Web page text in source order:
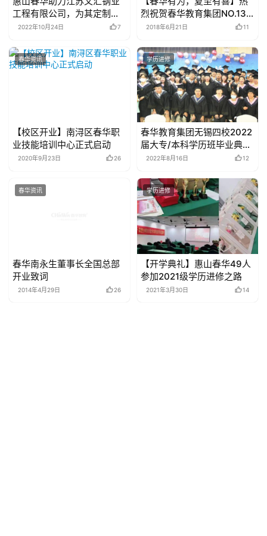
工程有限公司，为其定制
《高效办公首期训练营》圆
2022年10月24日 7
烈祝贺春华教育集团NO.138
家全国直营分校——锡山春
2018年6月21日 11
春华资讯
【校区开业】南浔区春华职
业技能培训中心正式启动
2020年9月23日 26
学历进修
春华教育集团无锡四校2022
届大专/本科学历班毕业典礼
圆满举行
2022年8月16日 12
春华资讯
春华南永生董事长全国总部
开业致词
2014年4月29日 26
学历进修
【开学典礼】惠山春华49人
参加2021级学历进修之路
2021年3月30日 14